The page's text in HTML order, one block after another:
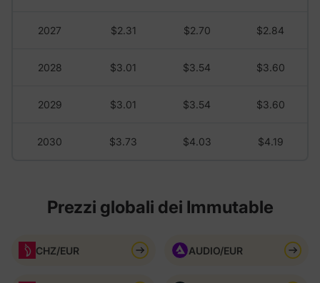
2027 $2.31 $2.70 $2.84
2028 $3.01 $3.54 $3.60
2029 $3.01 $3.54 $3.60
2030 $3.73 $4.03 $4.19
Prezzi globali dei Immutable
CHZ/EUR AUDIO/EUR